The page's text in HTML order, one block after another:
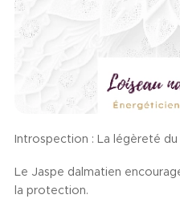
Introspection : La légèreté du
Le Jaspe dalmatien
la protection.